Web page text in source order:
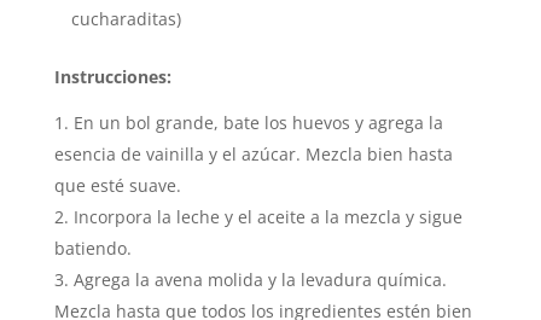
cucharaditas)
Instrucciones:
En un bol grande, bate los huevos y agrega la
esencia de vainilla y el azúcar. Mezcla bien hasta
que esté suave.
Incorpora la leche y el aceite a la mezcla y sigue
batiendo.
Agrega la avena molida y la levadura química.
Mezcla hasta que todos los ingredientes estén bien